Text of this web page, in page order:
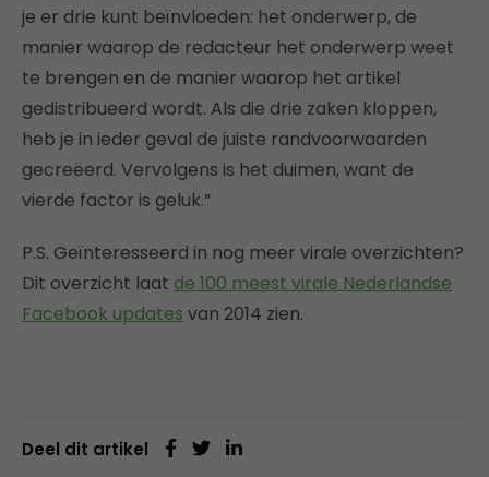
je er drie kunt beïnvloeden: het onderwerp, de
manier waarop de redacteur het onderwerp weet
te brengen en de manier waarop het artikel
gedistribueerd wordt. Als die drie zaken kloppen,
heb je in ieder geval de juiste randvoorwaarden
gecreëerd. Vervolgens is het duimen, want de
vierde factor is geluk.”
P.S. Geïnteresseerd in nog meer virale overzichten?
Dit overzicht laat de 100 meest virale Nederlandse
Facebook updates van 2014 zien.
Deel dit artikel